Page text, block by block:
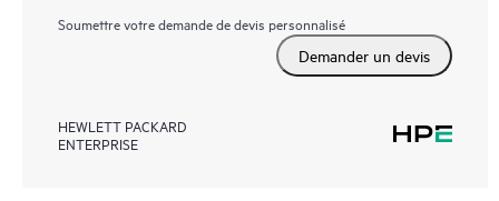
Soumettre votre demande de devis personnalisé
Demander un devis
HEWLETT PACKARD
ENTERPRISE